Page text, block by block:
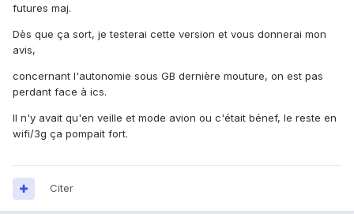
futures maj.
Dès que ça sort, je testerai cette version et vous donnerai mon
avis,
concernant l'autonomie sous GB dernière mouture, on est pas
perdant face à ics.
Il n'y avait qu'en veille et mode avion ou c'était bénef, le reste en
wifi/3g ça pompait fort.
Citer